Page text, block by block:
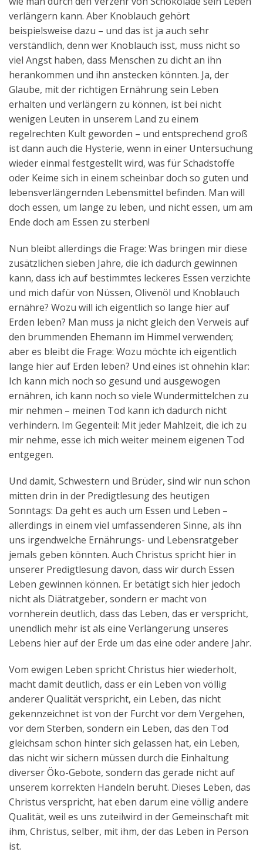
verlängern kann. Aber Knoblauch gehört
beispielsweise dazu – und das ist ja auch sehr
verständlich, denn wer Knoblauch isst, muss nicht so
viel Angst haben, dass Menschen zu dicht an ihn
herankommen und ihn anstecken könnten. Ja, der
Glaube, mit der richtigen Ernährung sein Leben
erhalten und verlängern zu können, ist bei nicht
wenigen Leuten in unserem Land zu einem
regelrechten Kult geworden – und entsprechend groß
ist dann auch die Hysterie, wenn in einer Untersuchung
wieder einmal festgestellt wird, was für Schadstoffe
oder Keime sich in einem scheinbar doch so guten und
lebensverlängernden Lebensmittel befinden. Man will
doch essen, um lange zu leben, und nicht essen, um am
Ende doch am Essen zu sterben!
Nun bleibt allerdings die Frage: Was bringen mir diese
zusätzlichen sieben Jahre, die ich dadurch gewinnen
kann, dass ich auf bestimmtes leckeres Essen verzichte
und mich dafür von Nüssen, Olivenöl und Knoblauch
ernähre? Wozu will ich eigentlich so lange hier auf
Erden leben? Man muss ja nicht gleich den Verweis auf
den brummenden Ehemann im Himmel verwenden;
aber es bleibt die Frage: Wozu möchte ich eigentlich
lange hier auf Erden leben? Und eines ist ohnehin klar:
Ich kann mich noch so gesund und ausgewogen
ernähren, ich kann noch so viele Wundermittelchen zu
mir nehmen – meinen Tod kann ich dadurch nicht
verhindern. Im Gegenteil: Mit jeder Mahlzeit, die ich zu
mir nehme, esse ich mich weiter meinem eigenen Tod
entgegen.
Und damit, Schwestern und Brüder, sind wir nun schon
mitten drin in der Predigtlesung des heutigen
Sonntags: Da geht es auch um Essen und Leben –
allerdings in einem viel umfassenderen Sinne, als ihn
uns irgendwelche Ernährungs- und Lebensratgeber
jemals geben könnten. Auch Christus spricht hier in
unserer Predigtlesung davon, dass wir durch Essen
Leben gewinnen können. Er betätigt sich hier jedoch
nicht als Diätratgeber, sondern er macht von
vornherein deutlich, dass das Leben, das er verspricht,
unendlich mehr ist als eine Verlängerung unseres
Lebens hier auf der Erde um das eine oder andere Jahr.
Vom ewigen Leben spricht Christus hier wiederholt,
macht damit deutlich, dass er ein Leben von völlig
anderer Qualität verspricht, ein Leben, das nicht
gekennzeichnet ist von der Furcht vor dem Vergehen,
vor dem Sterben, sondern ein Leben, das den Tod
gleichsam schon hinter sich gelassen hat, ein Leben,
das nicht wir sichern müssen durch die Einhaltung
diverser Öko-Gebote, sondern das gerade nicht auf
unserem korrekten Handeln beruht. Dieses Leben, das
Christus verspricht, hat eben darum eine völlig andere
Qualität, weil es uns zuteilwird in der Gemeinschaft mit
ihm, Christus, selber, mit ihm, der das Leben in Person
ist.